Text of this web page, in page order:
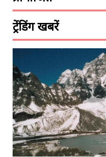
ट्रेंडिंग खबरें